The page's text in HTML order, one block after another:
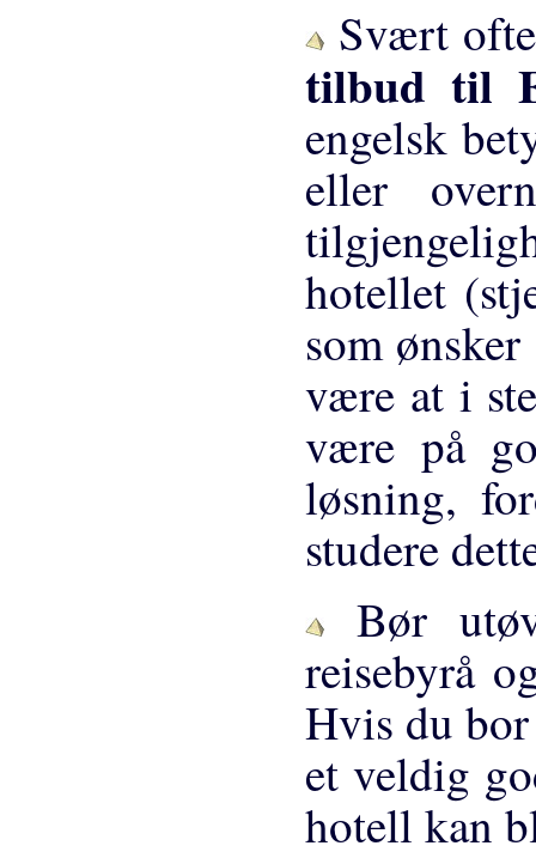
Svært
tilbud til
engelsk
eller
hotellet
som
være at i
være på
løsning,
studere
Bør
reisebyrå
Hvis du
et veldig
hotell kan